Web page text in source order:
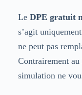
Le DPE gratuit
s’agit
ne peut pas
Contrairement au
simulation ne